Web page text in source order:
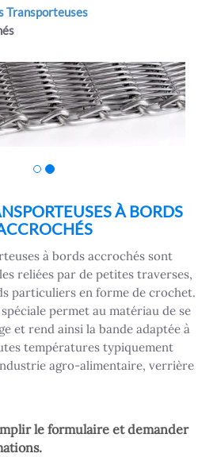
Transporteuses
À BORDS
à bords accrochés sont
reliées par de petites traverses,
particuliers en forme de crochet.
permet au matériau de se
et rend ainsi la bande adaptée à
températures typiquement
agro-alimentaire, verrière
le formulaire et demander